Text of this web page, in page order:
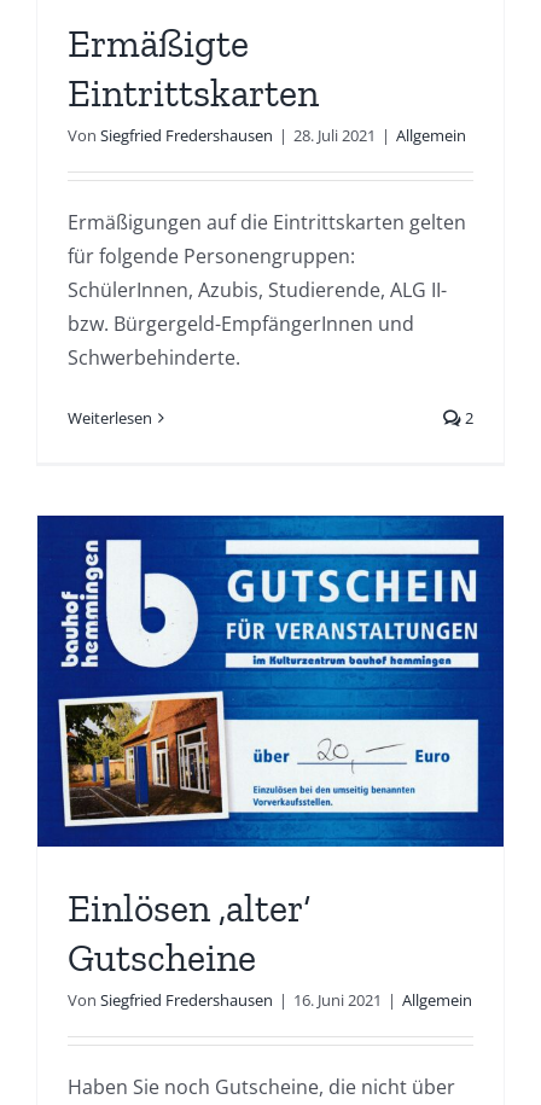
Ermäßigte
Eintrittskarten
Von Siegfried Fredershausen | 28. Juli 2021 | Allgemein
Ermäßigungen auf die Eintrittskarten gelten
für folgende Personengruppen:
SchülerInnen, Azubis, Studierende, ALG II-
bzw. Bürgergeld-EmpfängerInnen und
Schwerbehinderte.
Weiterlesen 2
Einlösen ‚alter‘
Gutscheine
Von Siegfried Fredershausen | 16. Juni 2021 | Allgemein
Haben Sie noch Gutscheine, die nicht über